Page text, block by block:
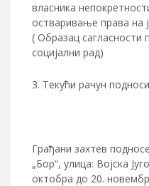
власника
остваривање права на
( Образац сагласности
социјални рад)
Текући рачун
Грађани захтев
„Бор“, улица: Војска
октобра до 20.